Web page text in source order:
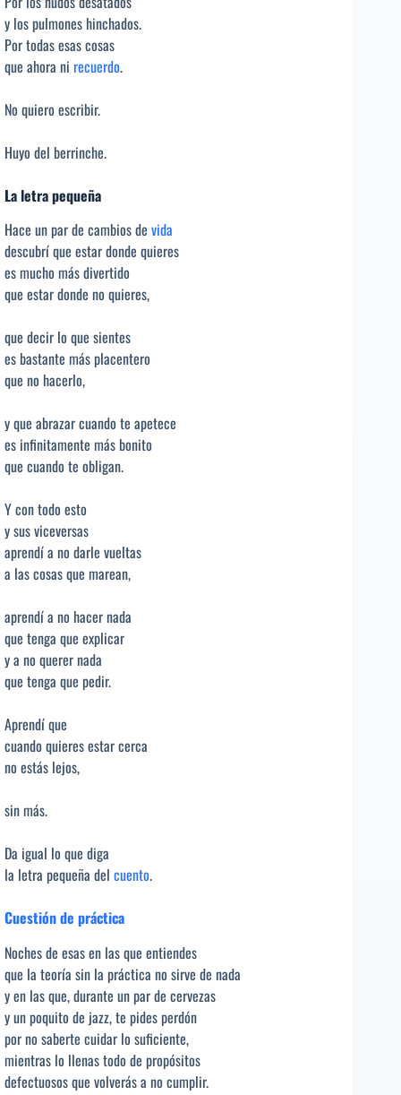
y los pulmones hinchados.
Por todas esas cosas
que ahora ni recuerdo.
No quiero escribir.
Huyo del berrinche.
La letra pequeña
Hace un par de cambios de vida
descubrí que estar donde quieres
es mucho más divertido
que estar donde no quieres,
que decir lo que sientes
es bastante más placentero
que no hacerlo,
y que abrazar cuando te apetece
es infinitamente más bonito
que cuando te obligan.
Y con todo esto
y sus viceversas
aprendí a no darle vueltas
a las cosas que marean,
aprendí a no hacer nada
que tenga que explicar
y a no querer nada
que tenga que pedir.
Aprendí que
cuando quieres estar cerca
no estás lejos,
sin más.
Da igual lo que diga
la letra pequeña del cuento.
Cuestión de práctica
Noches de esas en las que entiendes
que la teoría sin la práctica no sirve de nada
y en las que, durante un par de cervezas
y un poquito de jazz, te pides perdón
por no saberte cuidar lo suficiente,
mientras lo llenas todo de propósitos
defectuosos que volverás a no cumplir.